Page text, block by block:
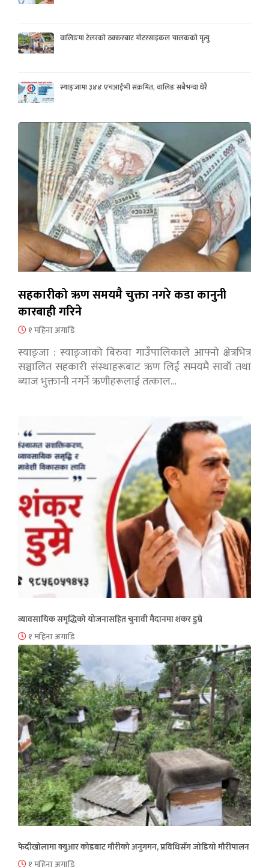
वालिङमा टेलरको ठक्करबाट मोटरसाइकल चालकको मृत्यु
स्याङ्जामा ३४४ एचआईभी संक्रमित, वालिङ सबैभन्दा धेरै
सहकारीको ऋण समयमै चुक्ता नगरे कडा कानुनी
कारबाही गरिने
१ महिना अगाडि
स्याङ्जा : स्याङ्जाको बिरुवा गाउँपालिकाले आफ्नो क्षेत्रभित्र
सञ्चालित सहकारी संस्थाहरूबाट ऋण लिई समयमै सावाँ तथा
ब्याज भुक्तानी नगर्ने ऋणीहरूलाई तत्काल…
व्यावसायिक समृद्धिको योजनासहित चुनावी मैदानमा शंकर डुम्रे
१ महिना अगाडि
फेदीखोलामा क्युआर कोडबाट मौरीको अनुगमन, प्रविधिसँग जोडियो मौरीपालन